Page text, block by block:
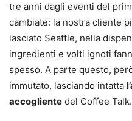
tre anni dagli eventi del
cambiate: la nostra cliente
lasciato Seattle, nella
ingredienti e volti ignoti
spesso. A parte questo,
immutato, lasciando intatta
accogliente del Coffee Talk.